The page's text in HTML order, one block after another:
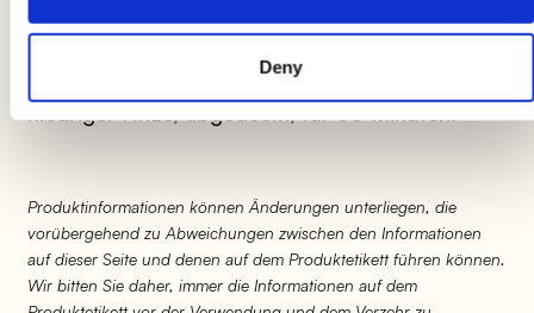
Deny
dann wieder aufkochen, dann kochen Sie es bei
Produktinformationen können Änderungen unterliegen, die
vorübergehend zu Abweichungen zwischen den Informationen
auf dieser Seite und denen auf dem Produktetikett führen können.
Wir bitten Sie daher, immer die Informationen auf dem